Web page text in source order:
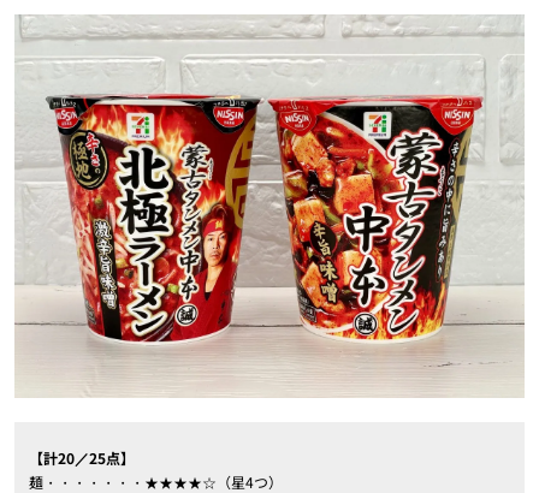
【計20／25点】
麺・・・・・・・★★★★☆（星4つ）